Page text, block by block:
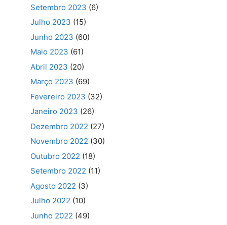
Setembro 2023 (6)
Julho 2023 (15)
Junho 2023 (60)
Maio 2023 (61)
Abril 2023 (20)
Março 2023 (69)
Fevereiro 2023 (32)
Janeiro 2023 (26)
Dezembro 2022 (27)
Novembro 2022 (30)
Outubro 2022 (18)
Setembro 2022 (11)
Agosto 2022 (3)
Julho 2022 (10)
Junho 2022 (49)